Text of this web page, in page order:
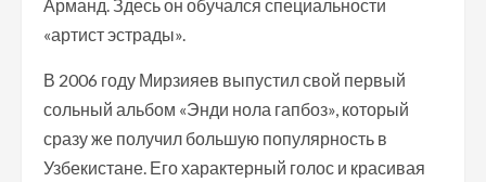
Арманд. Здесь он обучался специальности
«артист эстрады».
В 2006 году Мирзияев выпустил свой первый
сольный альбом «Энди нола гапбоз», который
сразу же получил большую популярность в
Узбекистане. Его характерный голос и красивая